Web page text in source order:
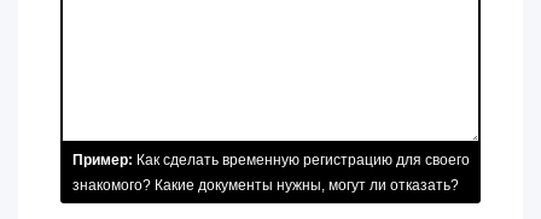
Пример: Как сделать временную регистрацию для своего
знакомого? Какие документы нужны, могут ли отказать?